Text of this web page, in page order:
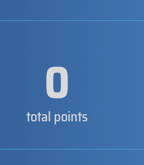
0
total points